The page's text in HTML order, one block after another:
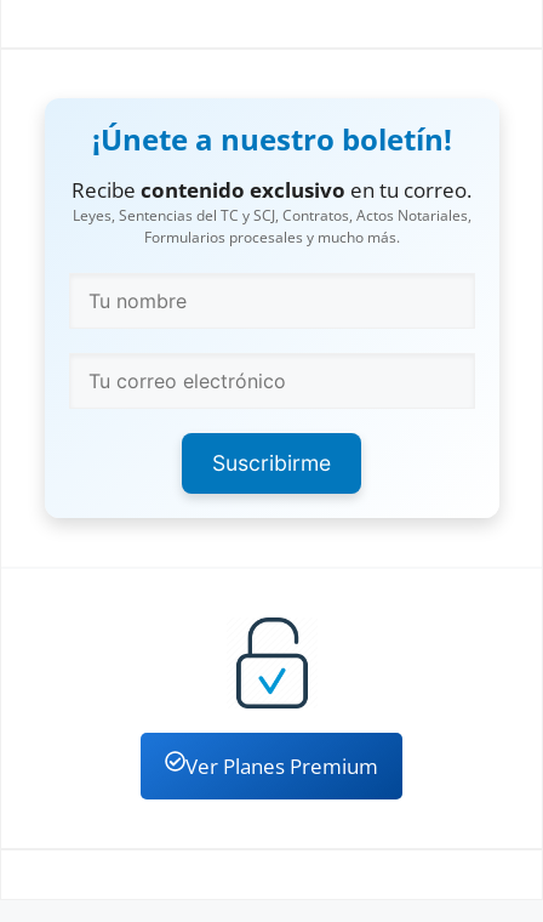
¡Únete a nuestro boletín!
Recibe contenido exclusivo en tu correo.
Leyes, Sentencias del TC y SCJ, Contratos, Actos Notariales,
Formularios procesales y mucho más.
Suscribirme
Ver Planes Premium